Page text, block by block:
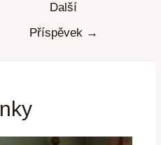
Další
Příspěvek →